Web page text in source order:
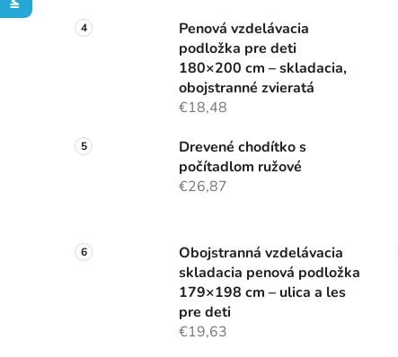
Penová vzdelávacia
podložka pre deti
180×200 cm – skladacia,
obojstranné zvieratá
€18,48
Drevené chodítko s
počítadlom ružové
€26,87
Obojstranná vzdelávacia
skladacia penová podložka
179×198 cm – ulica a les
pre deti
€19,63